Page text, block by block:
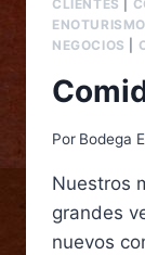
CLIENTES
ENOTURISMO
NEGOCIOS
Por Bodega
Nuestros
grandes
nuevos